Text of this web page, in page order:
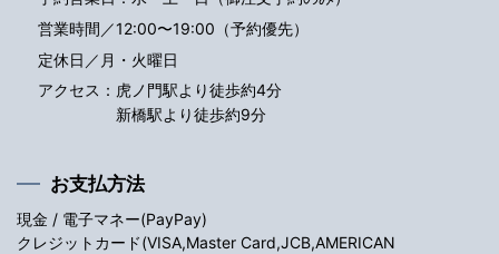
営業時間／12:00〜19:00（予約優先）
定休日／月・火曜日
アクセス： 虎ノ門駅より徒歩約4分
新橋駅より徒歩約9分
お支払方法
現金 / 電子マネー(PayPay)
クレジットカード(VISA,Master Card,JCB,AMERICAN